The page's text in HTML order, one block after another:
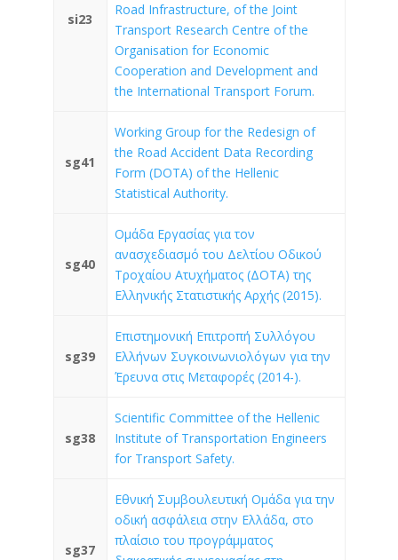
si23
Road Infrastructure, of the Joint
Transport Research Centre of the
Organisation for Economic
Cooperation and Development and
the International Transport Forum.
sg41
Working Group for the Redesign of
the Road Accident Data Recording
Form (DOTA) of the Hellenic
Statistical Authority.
sg40
Ομάδα Εργασίας για τον
ανασχεδιασμό του Δελτίου Οδικού
Τροχαίου Ατυχήματος (ΔΟΤΑ) της
Ελληνικής Στατιστικής Αρχής (2015).
sg39
Επιστημονική Επιτροπή Συλλόγου
Ελλήνων Συγκοινωνιολόγων για την
Έρευνα στις Μεταφορές (2014-).
sg38
Scientific Committee of the Hellenic
Institute of Transportation Engineers
for Transport Safety.
sg37
Εθνική Συμβουλευτική Ομάδα για την
οδική ασφάλεια στην Ελλάδα, στο
πλαίσιο του προγράμματος